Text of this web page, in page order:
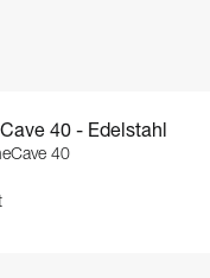
40 - Edelstahl
40